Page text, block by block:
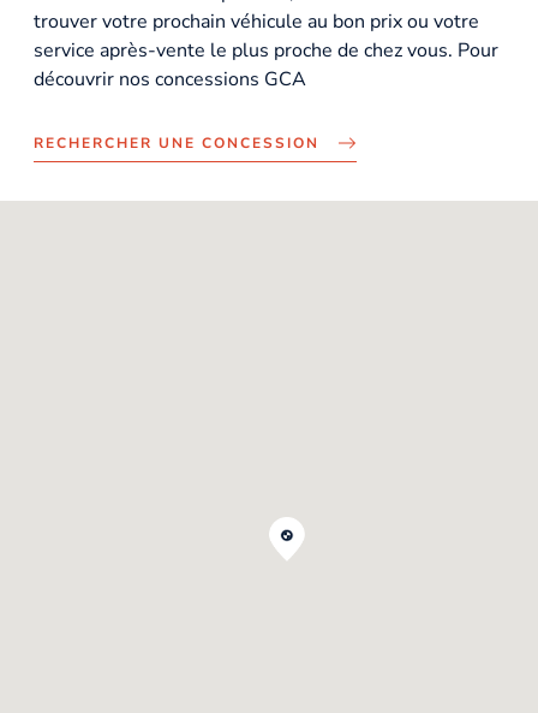
trouver votre prochain véhicule au bon prix ou votre
service après-vente le plus proche de chez vous. Pour
découvrir nos concessions GCA
RECHERCHER UNE CONCESSION